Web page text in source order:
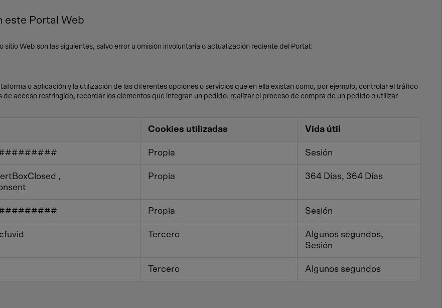
este Portal Web
Web son las siguientes, salvo error u omisión involuntaria o actualización reciente del Portal:
o aplicación y la utilización de las diferentes opciones o servicios que en ella existan como, por ejemplo, controlar el tráfico
acceso restringido, recordar los elementos que integran un pedido, realizar el proceso de compra de un pedido o utilizar
Cookies utilizadas Vida útil
Propia Sesión
,
Propia 364 Días, 364 Días
Propia Sesión
Tercero
Algunos segundos,
Sesión
Tercero Algunos segundos